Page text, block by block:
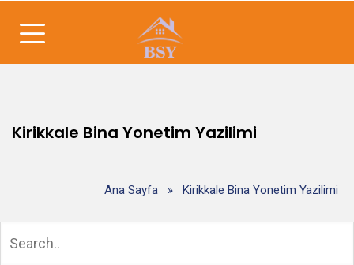
Kirikkale Bina Yonetim Yazilimi
Ana Sayfa » Kirikkale Bina Yonetim Yazilimi